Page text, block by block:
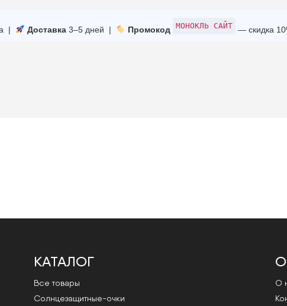
| Доставка3–5 дней | Промокод МОНОКЛЬ САЙТ — скидка
КАТАЛОГ
Все товары
Cолнцезащитные-очки
О